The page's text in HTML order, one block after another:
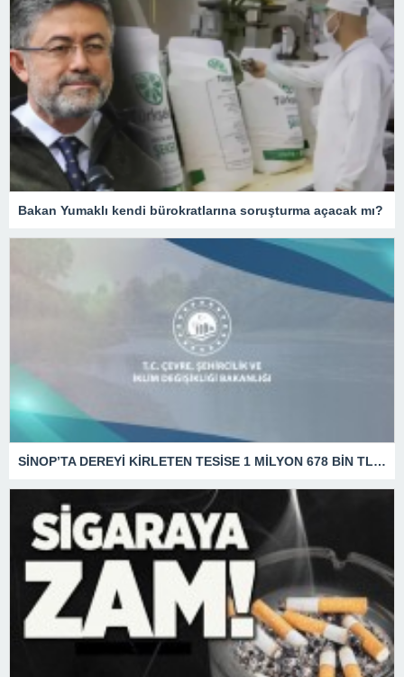
Bakan Yumaklı kendi bürokratlarına soruşturma açacak mı?
SİNOP’TA DEREYİ KİRLETEN TESİSE 1 MİLYON 678 BİN TL CEZA